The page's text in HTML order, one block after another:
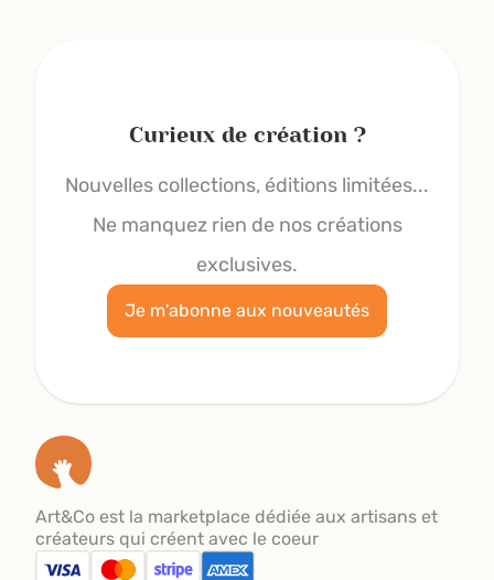
Curieux de création ?
Nouvelles collections, éditions limitées...
Ne manquez rien de nos créations
exclusives.
Je m'abonne aux nouveautés
Art&Co est la marketplace dédiée aux artisans et
créateurs qui créent avec le coeur